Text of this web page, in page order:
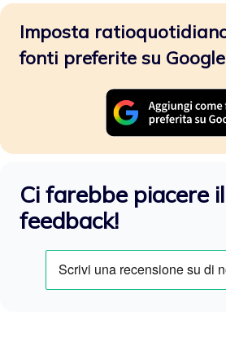
Imposta
fonti preferite su Google
Ci farebbe piacere
feedback!